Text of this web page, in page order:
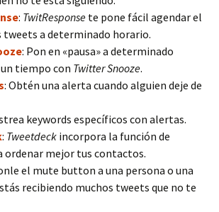
: TwitResponse te pone fácil agendar el
tweets a determinado horario.
: Pon en «pausa» a determinado
tiempo con Twitter Snooze.
: Obtén una alerta cuando alguien deje de
keywords específicos con alertas.
: Tweetdeck incorpora la función de
ordenar mejor tus contactos.
el mute button a una persona o una
recibiendo muchos tweets que no te